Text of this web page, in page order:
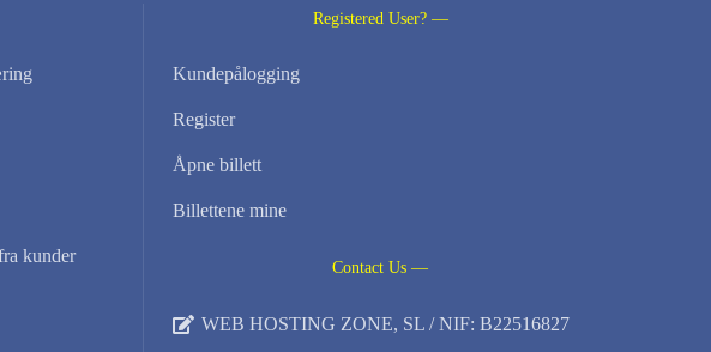
kunder
Registered User? —
Kundepålogging
Register
Åpne billett
Billettene mine
Contact Us —
WEB HOSTING ZONE, SL / NIF: B22516827